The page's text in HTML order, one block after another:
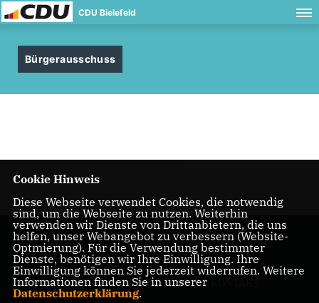
CDU Bielefeld
Bürgerausschuss
IMPRESSUM DATENSCHUTZ
Cookie Hinweis
Diese Webseite verwendet Cookies, die notwendig
sind, um die Webseite zu nutzen. Weiterhin
verwenden wir Dienste von Drittanbietern, die uns
helfen, unser Webangebot zu verbessern (Website-
Optmierung). Für die Verwendung bestimmter
Dienste, benötigen wir Ihre Einwilligung. Ihre
Einwilligung können Sie jederzeit widerrufen. Weitere
Informationen finden Sie in unserer
Datenschutzerklärung.